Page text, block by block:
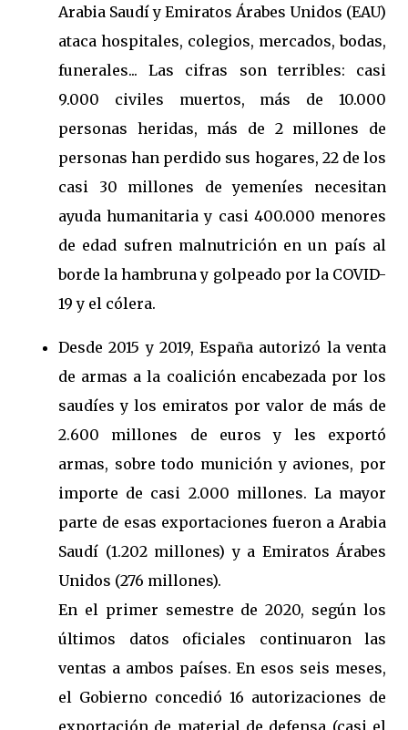
Arabia Saudí y Emiratos Árabes Unidos (EAU)
ataca hospitales, colegios, mercados, bodas,
funerales... Las cifras son terribles: casi
9.000 civiles muertos, más de 10.000
personas heridas, más de 2 millones de
personas han perdido sus hogares, 22 de los
casi 30 millones de yemeníes necesitan
ayuda humanitaria y casi 400.000 menores
de edad sufren malnutrición en un país al
borde la hambruna y golpeado por la COVID-
19 y el cólera.
Desde 2015 y 2019, España autorizó la venta
de armas a la coalición encabezada por los
saudíes y los emiratos por valor de más de
2.600 millones de euros y les exportó
armas, sobre todo munición y aviones, por
importe de casi 2.000 millones. La mayor
parte de esas exportaciones fueron a Arabia
Saudí (1.202 millones) y a Emiratos Árabes
Unidos (276 millones).
En el primer semestre de 2020, según los
últimos datos oficiales continuaron las
ventas a ambos países. En esos seis meses,
el Gobierno concedió 16 autorizaciones de
exportación de material de defensa (casi el